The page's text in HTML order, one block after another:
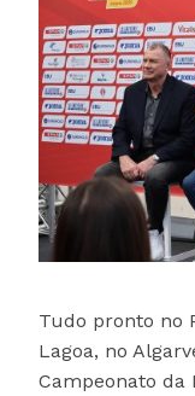
Tudo pronto no
Lagoa, no
Campeonato da